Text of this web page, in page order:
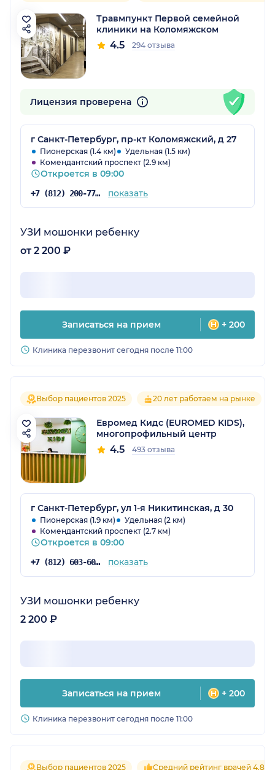
Травмпункт Первой семейной
клиники на Коломяжском
4.5 294 отзыва
Лицензия проверена
г Санкт-Петербург, пр-кт Коломяжский, д 27
Пионерская (1.4 км)
Удельная (1.5 км)
Комендантский проспект (2.9 км)
Откроется в 09:00
+7 (812) 200-77-54 показать
УЗИ мошонки ребенку
от 2 200 ₽
Записаться на прием + 200
Клиника перезвонит сегодня после 11:00
Выбор пациентов 2025 20 лет работаем на рынке
Евромед Кидс (EUROMED KIDS),
многопрофильный центр
4.5 493 отзыва
г Санкт-Петербург, ул 1-я Никитинская, д 30
Пионерская (1.9 км)
Удельная (2 км)
Комендантский проспект (2.7 км)
Откроется в 09:00
+7 (812) 603-60-54 показать
УЗИ мошонки ребенку
2 200 ₽
Записаться на прием + 200
Клиника перезвонит сегодня после 11:00
Выбор пациентов 2025 Средний рейтинг врачей 4.8